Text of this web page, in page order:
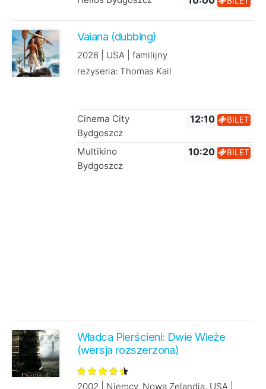
Vaiana (dubbing)
2026 | USA | familijny
reżyseria: Thomas Kail
Cinema City
Bydgoszcz
12:10 BILET
Multikino
Bydgoszcz
10:20 BILET
Władca Pierścieni: Dwie Wieże
(wersja rozszerzona)
2002 | Niemcy, Nowa Zelandia, USA |